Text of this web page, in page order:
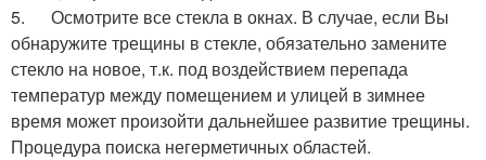
5. Осмотрите все стекла в окнах. В случае, если Вы
обнаружите трещины в стекле, обязательно замените
стекло на новое, т.к. под воздействием перепада
температур между помещением и улицей в зимнее
время может произойти дальнейшее развитие трещины.
Процедура поиска негерметичных областей.